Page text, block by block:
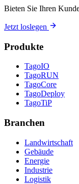
Bieten Sie Ihren
Jetzt loslegen
Produkte
TagoIO
TagoRUN
TagoCore
TagoDeploy
TagoTiP
Branchen
Landwirtschaft
Gebäude
Energie
Industrie
Logistik